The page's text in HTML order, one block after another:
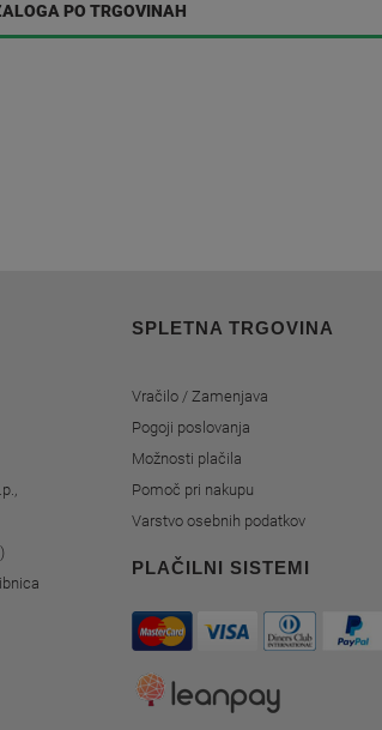
PO TRGOVINAH
SPLETNA TRGOVINA
Vračilo / Zamenjava
Pogoji poslovanja
Možnosti plačila
Pomoč pri nakupu
Varstvo osebnih podatkov
PLAČILNI SISTEMI